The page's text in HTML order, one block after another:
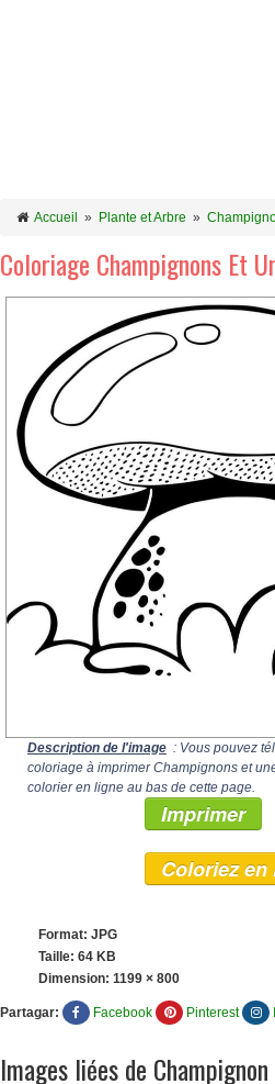
Accueil » Plante et Arbre »
Coloriage Champignons Et
Description de l'image : Vous pouvez
coloriage à imprimer Champignons et
colorier en ligne au bas de cette page.
Imprimer
Coloriez en
Format: JPG
Taille: 64 KB
Dimension: 1199 × 800
Partagar: Facebook Pinterest
Images liées de Champignon